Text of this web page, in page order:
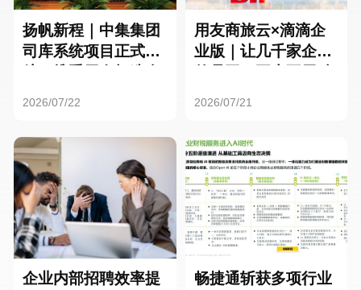
扬帆新程｜中集集团
司库系统项目正式启
2026/07/22
用友商旅云×滴滴企
业版｜让几千家企业
2026/07/21
企业内部招聘效率提
畅捷通斩获多项行业